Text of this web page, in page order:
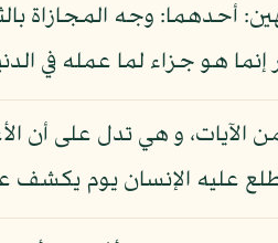
وجه المجازاة
هو جزاء لما عمله في
و هي تدل على أن
عليه الإنسان يوم